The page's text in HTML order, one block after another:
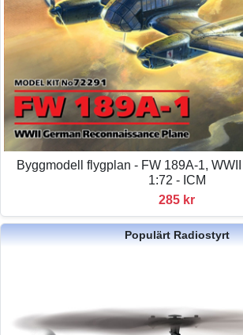
Byggmodell flygplan - FW 189A-1,
1:72 - ICM
285 kr
Populärt Radiostyrt